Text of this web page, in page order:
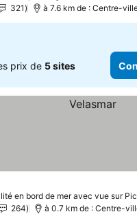
321 à 7.6 km de : Centre-
prix de 5 sites
en bord de mer avec vue sur
264 à 0.7 km de : Centre-